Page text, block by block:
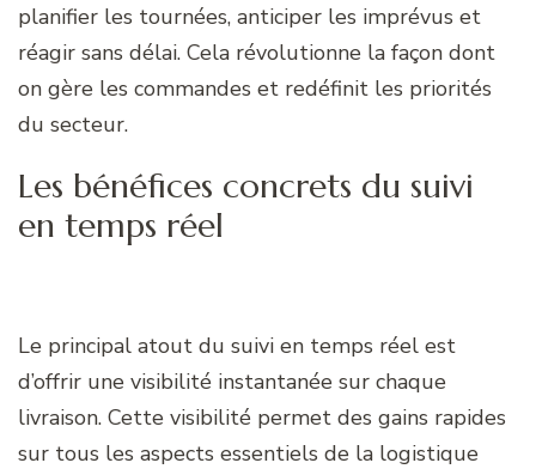
planifier les tournées, anticiper les imprévus et
réagir sans délai. Cela révolutionne la façon dont
on gère les commandes et redéfinit les priorités
du secteur.
Les bénéfices concrets du suivi
en temps réel
Le principal atout du suivi en temps réel est
d’offrir une visibilité instantanée sur chaque
livraison. Cette visibilité permet des gains rapides
sur tous les aspects essentiels de la logistique